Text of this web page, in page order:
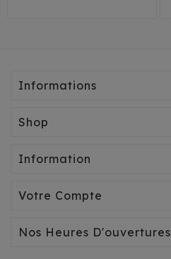
Informations
Shop
Information
Votre Compte
Nos Heures D'ouvertures